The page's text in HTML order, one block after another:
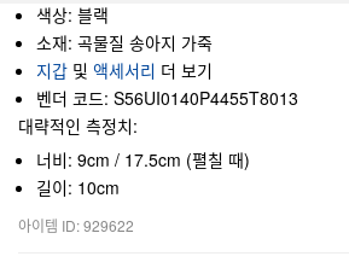
색상: 블랙
소재: 곡물질 송아지 가죽
지갑 및 액세서리 더 보기
벤더 코드: S56UI0140P4455T8013
대략적인 측정치:
너비: 9cm / 17.5cm (펼칠 때)
길이: 10cm
아이템 ID: 929622